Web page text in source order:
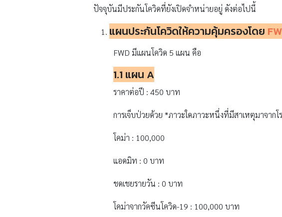
ปัจจุบันมีประกันโควิดที่ยังเปิดจำหน่ายอยู่ ดังต่อไปนี้
แผนประกันโควิดให้ความคุ้มครองโดย
FWD มีแผนโควิด 5 แผน คือ
1.1 แผน A
ราคาต่อปี : 450 บาท
การเจ็บป่วยด้วย *ภาวะใดภาวะหนึ่งที่มีสาเหตุมาจาก
โคม่า : 100,000
แอดมิท : 0 บาท
ชดเชยรายวัน : 0 บาท
โคม่าจากวัคซีนโควิด-19 : 100,000 บาท